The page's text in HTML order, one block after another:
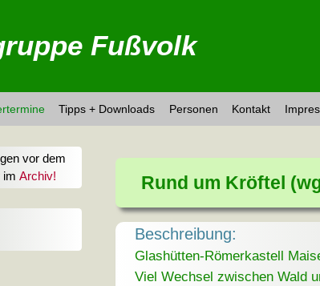
Fußvolk
Tipps + Downloads Personen Kontakt
vor dem
im Archiv! Rund um Kröftel
Beschreibung:
Glashütten-Römerkastell
Viel Wechsel zwischen Wald